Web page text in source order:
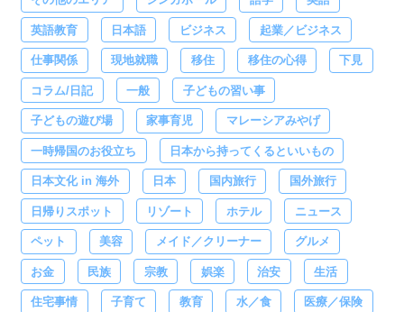
英語教育 日本語 ビジネス 起業／ビジネス
仕事関係 現地就職 移住 移住の心得 下見
コラム/日記 一般 子どもの習い事
子どもの遊び場 家事育児 マレーシアみやげ
一時帰国のお役立ち 日本から持ってくるといいもの
日本文化 in 海外 日本 国内旅行 国外旅行
日帰りスポット リゾート ホテル ニュース
ペット 美容 メイド／クリーナー グルメ
お金 民族 宗教 娯楽 治安 生活
住宅事情 子育て 教育 水／食 医療／保険